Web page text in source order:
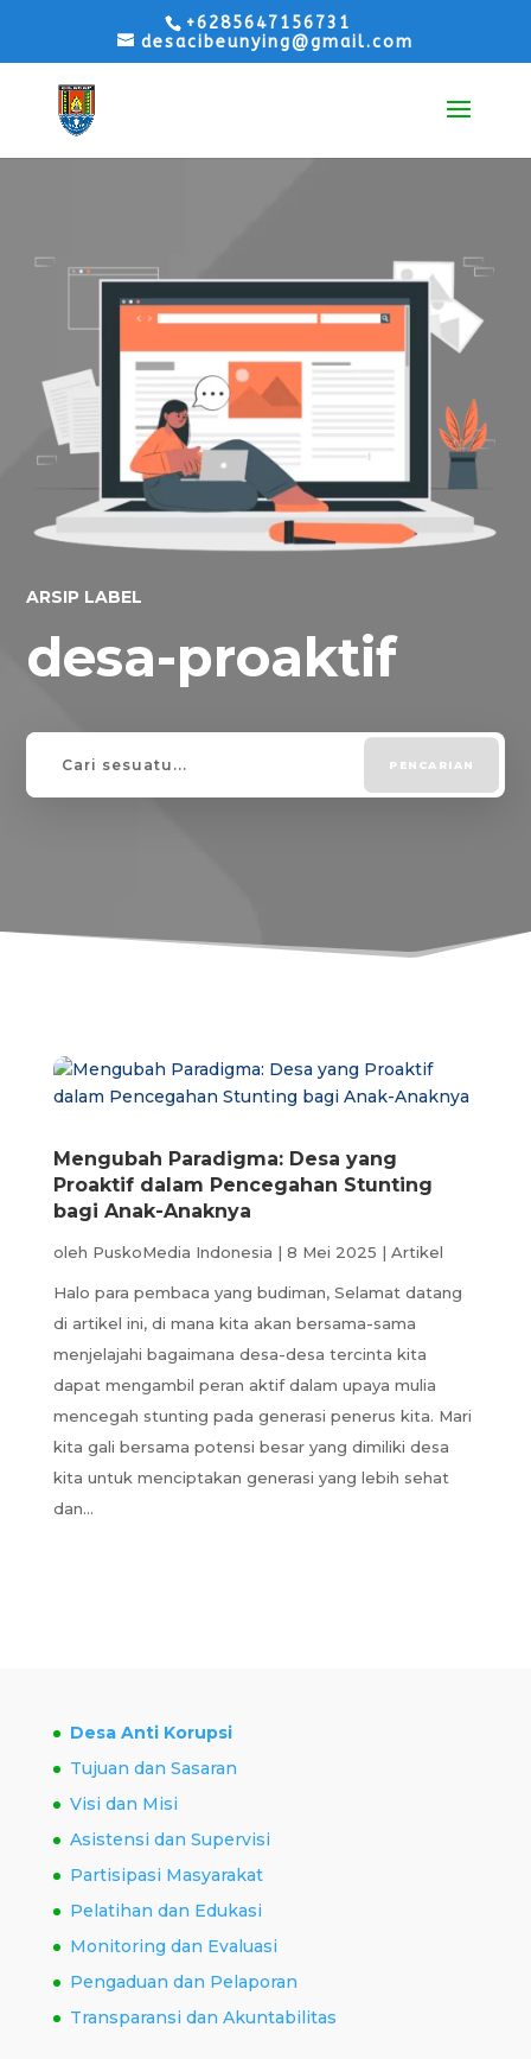
+6285647156731
desacibeunying@gmail.com
ARSIP LABEL
desa-proaktif
Mengubah Paradigma: Desa yang
Proaktif dalam Pencegahan Stunting
bagi Anak-Anaknya
oleh PuskoMedia Indonesia | 8 Mei 2025 | Artikel
Halo para pembaca yang budiman, Selamat datang
di artikel ini, di mana kita akan bersama-sama
menjelajahi bagaimana desa-desa tercinta kita
dapat mengambil peran aktif dalam upaya mulia
mencegah stunting pada generasi penerus kita. Mari
kita gali bersama potensi besar yang dimiliki desa
kita untuk menciptakan generasi yang lebih sehat
dan...
Desa Anti Korupsi
Tujuan dan Sasaran
Visi dan Misi
Asistensi dan Supervisi
Partisipasi Masyarakat
Pelatihan dan Edukasi
Monitoring dan Evaluasi
Pengaduan dan Pelaporan
Transparansi dan Akuntabilitas